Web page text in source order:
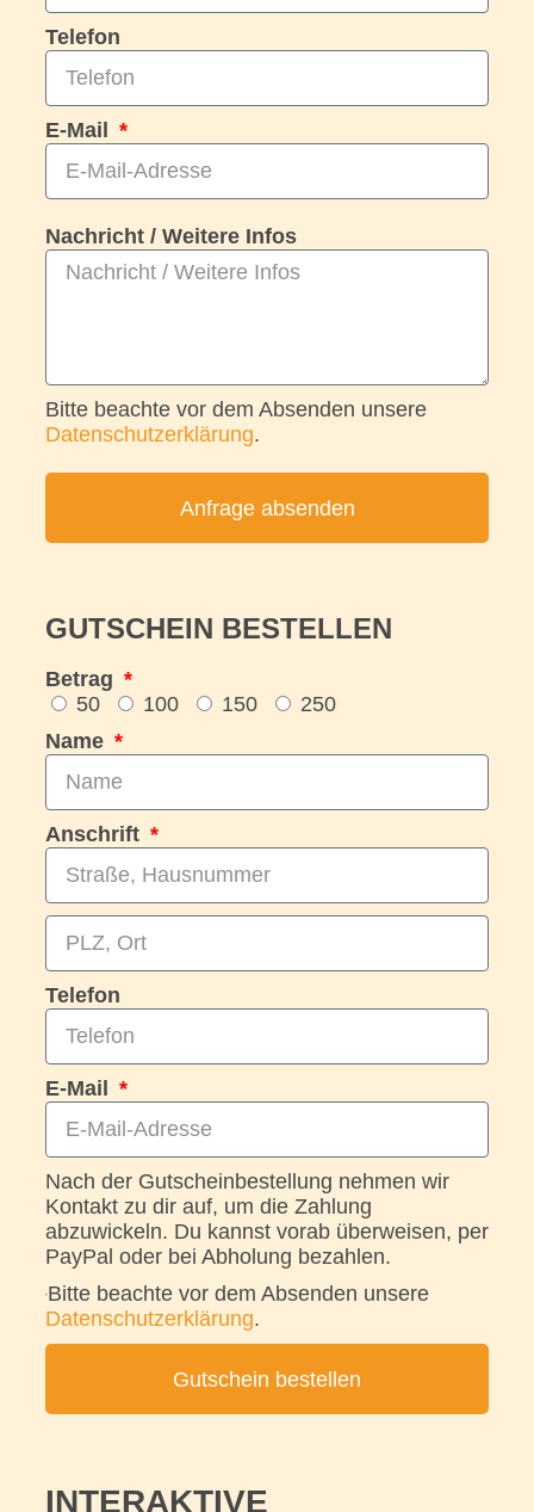
Telefon
E-Mail
Nachricht / Weitere Infos
Bitte beachte vor dem Absenden unsere
Datenschutzerklärung.
Anfrage absenden
GUTSCHEIN BESTELLEN
Betrag
50
100 150
250
Name
Anschrift
Telefon
E-Mail
Nach der Gutscheinbestellung nehmen wir
Kontakt zu dir auf, um die Zahlung
abzuwickeln. Du kannst vorab überweisen, per
PayPal oder bei Abholung bezahlen.
Bitte beachte vor dem Absenden unsere
Datenschutzerklärung.
Gutschein bestellen
INTERAKTIVE